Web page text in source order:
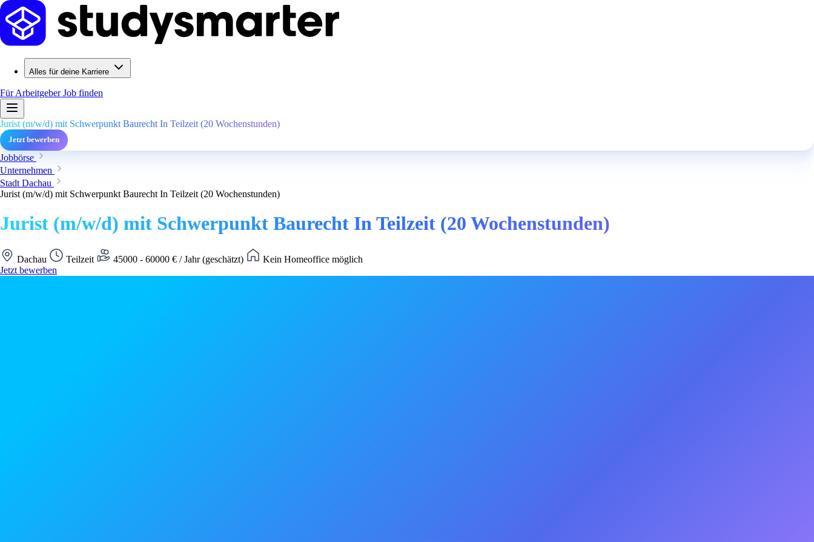
Alles für deine Karriere
Für ArbeitgeberJob finden
Jurist (m/w/d) mit Schwerpunkt Baurecht In Teilzeit (20 Wochenstunden)
Jetzt bewerben
Jobbörse
Unternehmen
Stadt Dachau
Jurist (m/w/d) mit Schwerpunkt Baurecht In Teilzeit (20 Wochenstunden)
Jurist (m/w/d) mit Schwerpunkt Baurecht In Teilzeit (20 Wochenstunden)
Dachau Teilzeit 45000 - 60000 € / Jahr (geschätzt)
Kein Homeoffice möglich
Jetzt bewerben